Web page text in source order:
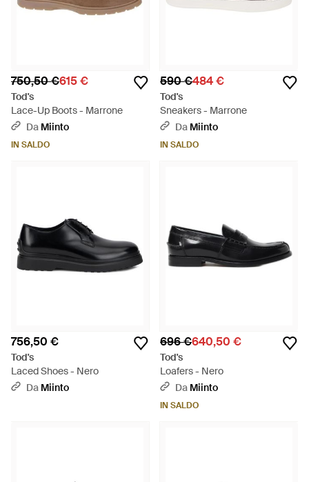
750,50 €615 €
Tod's
Lace-Up Boots - Marrone
Da Miinto
IN SALDO
590 €484 €
Tod's
Sneakers - Marrone
Da Miinto
IN SALDO
756,50 €
Tod's
Laced Shoes - Nero
Da Miinto
696 €640,50 €
Tod's
Loafers - Nero
Da Miinto
IN SALDO